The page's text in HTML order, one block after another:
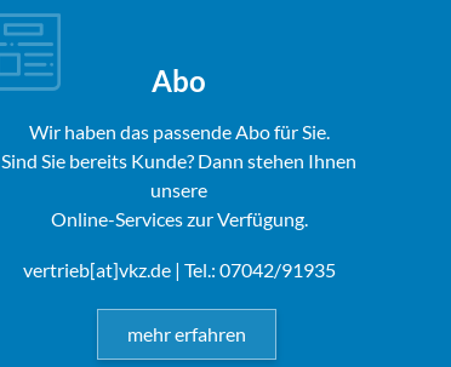
Abo
Wir haben das passende Abo für Sie.
Sind Sie bereits Kunde? Dann stehen Ihnen
unsere
Online-Services zur Verfügung.
vertrieb[at]vkz.de| Tel.: 07042/91935
mehr erfahren